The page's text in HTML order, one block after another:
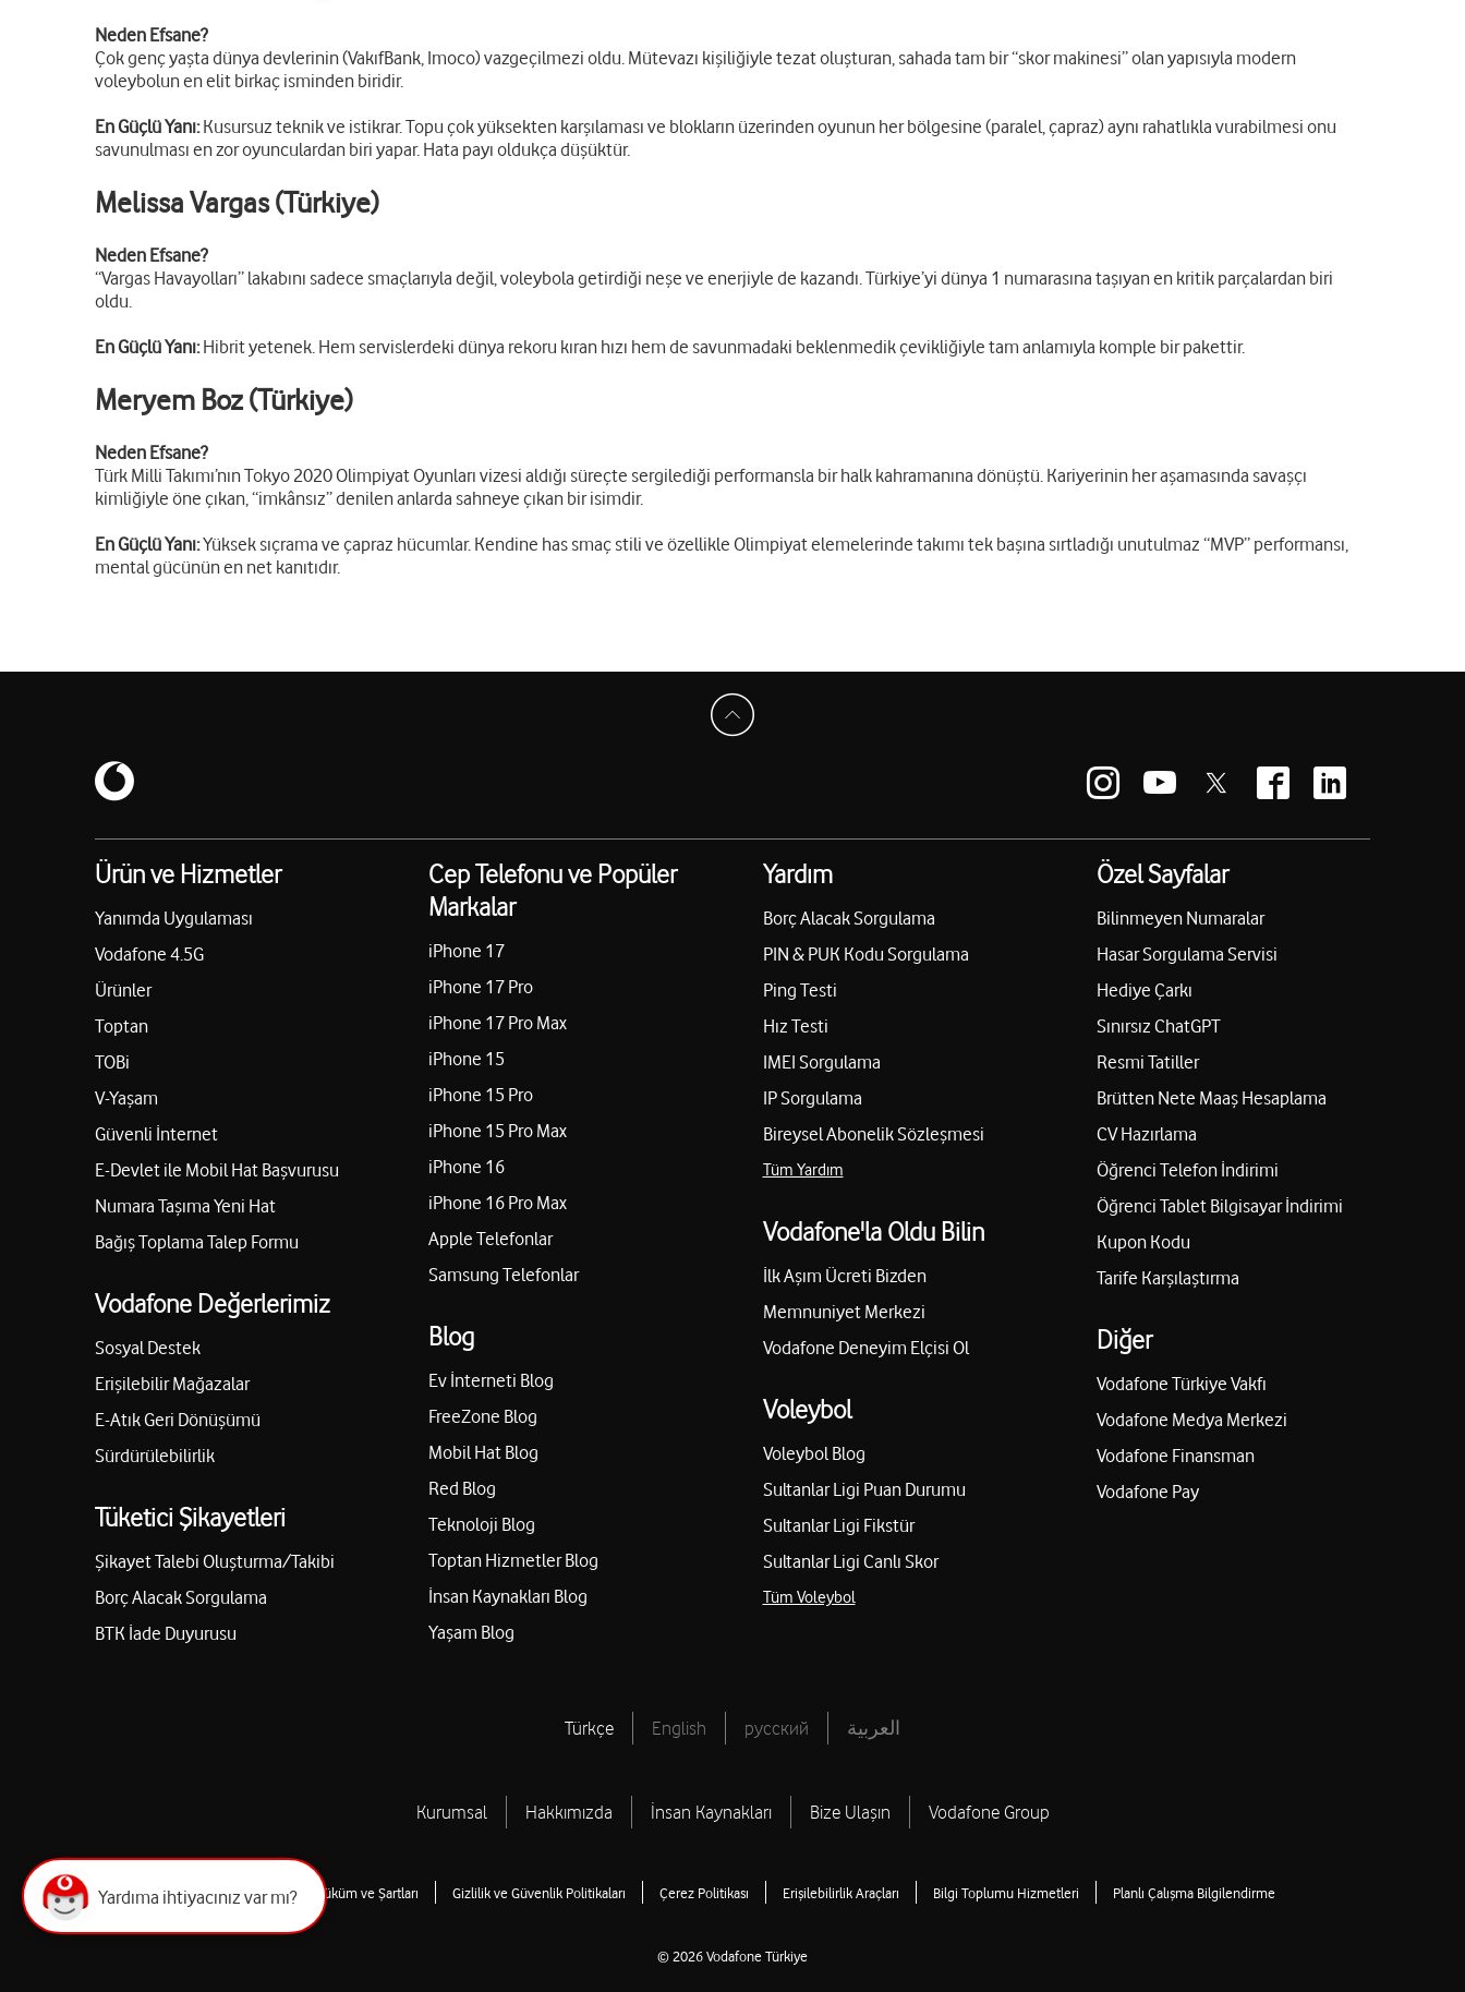
Yardıma ihtiyacınız var mı?
Neden Efsane?
Çok genç yaşta dünya devlerinin (VakıfBank, Imoco) vazgeçilmezi oldu. Mütevazı kişiliğiyle tezat oluşturan, sahada tam bir “skor makinesi” olan yapısıyla modern
voleybolun en elit birkaç isminden biridir.
En Güçlü Yanı:Kusursuz teknik ve istikrar. Topu çok yüksekten karşılaması ve blokların üzerinden oyunun her bölgesine (paralel, çapraz) aynı rahatlıkla vurabilmesi onu
savunulması en zor oyunculardan biri yapar. Hata payı oldukça düşüktür.
Melissa Vargas (Türkiye)
Neden Efsane?
“Vargas Havayolları” lakabını sadece smaçlarıyla değil, voleybola getirdiği neşe ve enerjiyle de kazandı. Türkiye’yi dünya 1 numarasına taşıyan en kritik parçalardan biri
oldu.
En Güçlü Yanı:Hibrit yetenek. Hem servislerdeki dünya rekoru kıran hızı hem de savunmadaki beklenmedik çevikliğiyle tam anlamıyla komple bir pakettir.
Meryem Boz (Türkiye)
Neden Efsane?
Türk Milli Takımı’nın Tokyo 2020 Olimpiyat Oyunları vizesi aldığı süreçte sergilediği performansla bir halk kahramanına dönüştü. Kariyerinin her aşamasında savaşçı
kimliğiyle öne çıkan, “imkânsız” denilen anlarda sahneye çıkan bir isimdir.
En Güçlü Yanı:Yüksek sıçrama ve çapraz hücumlar. Kendine has smaç stili ve özellikle Olimpiyat elemelerinde takımı tek başına sırtladığı unutulmaz “MVP” performansı,
mental gücünün en net kanıtıdır.
Ürün ve Hizmetler
Yanımda Uygulaması
Vodafone 4.5G
Ürünler
Toptan
TOBi
V-Yaşam
Güvenli İnternet
E-Devlet ile Mobil Hat Başvurusu
Numara Taşıma Yeni Hat
Bağış Toplama Talep Formu
Vodafone Değerlerimiz
Sosyal Destek
Erişilebilir Mağazalar
E-Atık Geri Dönüşümü
Sürdürülebilirlik
Tüketici Şikayetleri
Şikayet Talebi Oluşturma/Takibi
Borç Alacak Sorgulama
BTK İade Duyurusu
Cep Telefonu ve Popüler
Markalar
iPhone 17
iPhone 17 Pro
iPhone 17 Pro Max
iPhone 15
iPhone 15 Pro
iPhone 15 Pro Max
iPhone 16
iPhone 16 Pro Max
Apple Telefonlar
Samsung Telefonlar
Blog
Ev İnterneti Blog
FreeZone Blog
Mobil Hat Blog
Red Blog
Teknoloji Blog
Toptan Hizmetler Blog
İnsan Kaynakları Blog
Yaşam Blog
Yardım
Borç Alacak Sorgulama
PIN & PUK Kodu Sorgulama
Ping Testi
Hız Testi
IMEI Sorgulama
IP Sorgulama
Bireysel Abonelik Sözleşmesi
Tüm Yardım
Vodafone'la Oldu Bilin
İlk Aşım Ücreti Bizden
Memnuniyet Merkezi
Vodafone Deneyim Elçisi Ol
Voleybol
Voleybol Blog
Sultanlar Ligi Puan Durumu
Sultanlar Ligi Fikstür
Sultanlar Ligi Canlı Skor
Tüm Voleybol
Özel Sayfalar
Bilinmeyen Numaralar
Hasar Sorgulama Servisi
Hediye Çarkı
Sınırsız ChatGPT
Resmi Tatiller
Brütten Nete Maaş Hesaplama
CV Hazırlama
Öğrenci Telefon İndirimi
Öğrenci Tablet Bilgisayar İndirimi
Kupon Kodu
Tarife Karşılaştırma
Diğer
Vodafone Türkiye Vakfı
Vodafone Medya Merkezi
Vodafone Finansman
Vodafone Pay
Türkçe English русский العربية
Kurumsal Hakkımızda İnsan Kaynakları Bize Ulaşın Vodafone Group
Web Sitesi Kullanımı Hüküm ve Şartları Gizlilik ve Güvenlik Politikaları Çerez Politikası Erişilebilirlik Araçları Bilgi Toplumu Hizmetleri Planlı Çalışma Bilgilendirme
© 2026 Vodafone Türkiye